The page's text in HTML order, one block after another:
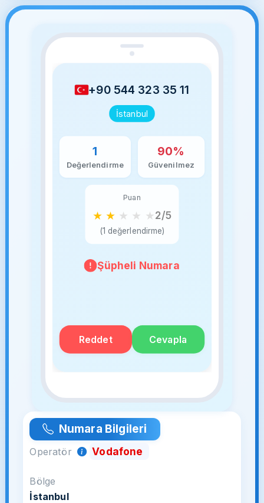
+90 544 323 35 11
İstanbul
1
Değerlendirme
90%
Güvenilmez
Puan
★ ★ ★ ★ ★2/5
(1 değerlendirme)
Şüpheli Numara
Reddet Cevapla
Numara Bilgileri
Operatör Vodafone
Bölge
İstanbul